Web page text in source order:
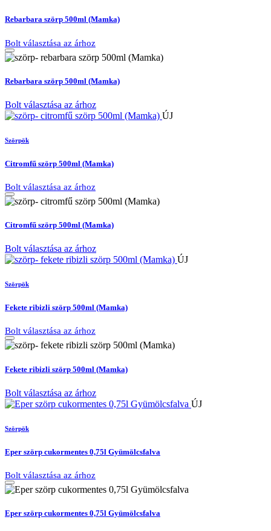
Rebarbara szörp 500ml (Mamka)
Bolt választása az árhoz
Rebarbara szörp 500ml (Mamka)
Bolt választása az árhoz
ÚJ
Szörpök
Citromfű szörp 500ml (Mamka)
Bolt választása az árhoz
Citromfű szörp 500ml (Mamka)
Bolt választása az árhoz
ÚJ
Szörpök
Fekete ribizli szörp 500ml (Mamka)
Bolt választása az árhoz
Fekete ribizli szörp 500ml (Mamka)
Bolt választása az árhoz
ÚJ
Szörpök
Eper szörp cukormentes 0,75l Gyümölcsfalva
Bolt választása az árhoz
Eper szörp cukormentes 0,75l Gyümölcsfalva